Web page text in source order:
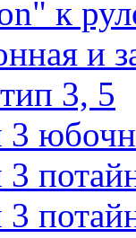
к
и
3, 5